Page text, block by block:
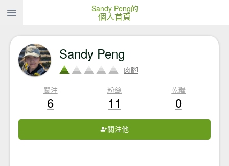
Sandy Peng的
個人首頁
Sandy Peng
肉腳
關注
6
粉絲
11
乾糧
0
關注他